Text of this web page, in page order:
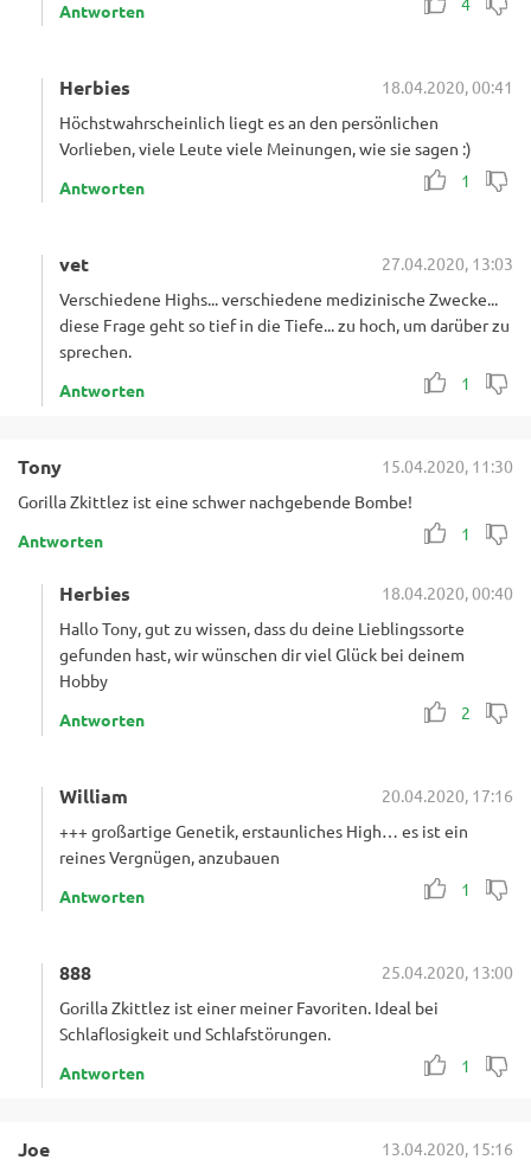
Antworten
Herbies
18.04.2020, 00:41
Höchstwahrscheinlich liegt es an den persönlichen
Vorlieben, viele Leute viele Meinungen, wie sie sagen :)
1
Antworten
vet
27.04.2020, 13:03
Verschiedene Highs... verschiedene medizinische Zwecke...
diese Frage geht so tief in die Tiefe... zu hoch, um darüber zu
sprechen.
1
Antworten
Tony
15.04.2020, 11:30
Gorilla Zkittlez ist eine schwer nachgebende Bombe!
1
Antworten
Herbies
18.04.2020, 00:40
Hallo Tony, gut zu wissen, dass du deine Lieblingssorte
gefunden hast, wir wünschen dir viel Glück bei deinem
Hobby
2
Antworten
William
20.04.2020, 17:16
+++ großartige Genetik, erstaunliches High… es ist ein
reines Vergnügen, anzubauen
1
Antworten
888
25.04.2020, 13:00
Gorilla Zkittlez ist einer meiner Favoriten. Ideal bei
Schlaflosigkeit und Schlafstörungen.
1
Antworten
Joe
13.04.2020, 15:16